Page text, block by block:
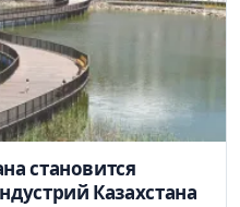
становится
Казахстана